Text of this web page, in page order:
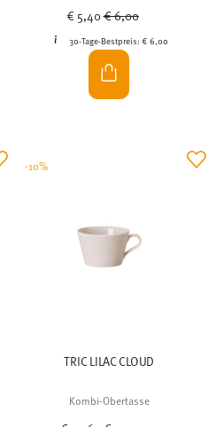
€ 5,40Price reduced from
€ 6,00
30-Tage-Bestpreis:€ 6,00
TRIC LILAC CLOUD
Kombi-Obertasse
Price reduced from
-10%